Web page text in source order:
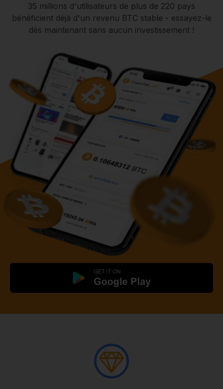
35 millions d'utilisateurs de plus de 220 pays
bénéficient déjà d'un revenu BTC stable - essayez-le
dès maintenant sans aucun investissement !